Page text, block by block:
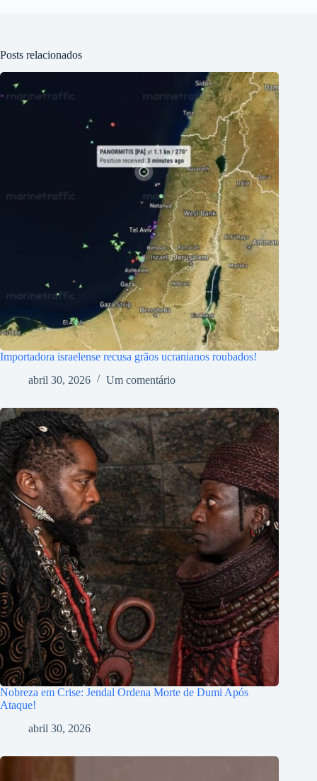
Posts relacionados
Importadora israelense recusa grãos ucranianos roubados!
abril 30, 2026
Um comentário
Nobreza em Crise: Jendal Ordena Morte de Dumi Após
Ataque!
abril 30, 2026